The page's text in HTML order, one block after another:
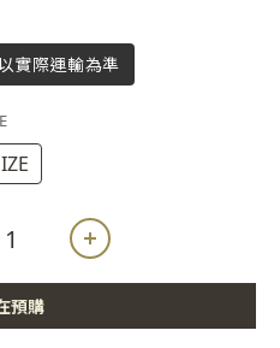
實際運輸為準
預購